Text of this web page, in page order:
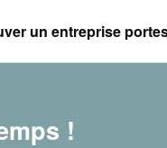
un entreprise
!